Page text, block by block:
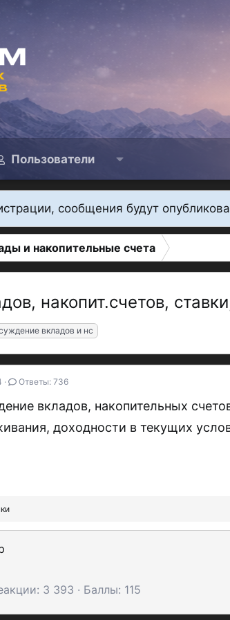
Пользователи
сообщения будут
и накопительные счета
накопит.счетов,
вкладов и нс
Ответы: 736
вкладов, накопительных
доходности в текущих
3 393 Баллы 115